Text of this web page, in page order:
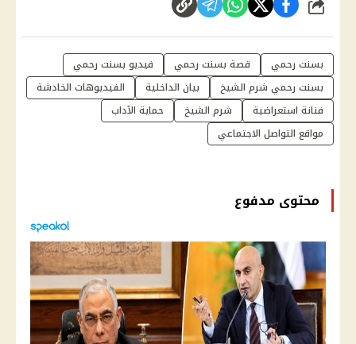
شارك
بسنت رحمي قصة بسنت رحمي
فيديو بسنت رحمي
بسنت رحمي شرم الشيخ
بيان الداخلية
الفيديوهات الخادشة
فنانة استعراضية
شرم الشيخ
حماية الآداب
مواقع التواصل الاجتماعي
محتوى مدفوع